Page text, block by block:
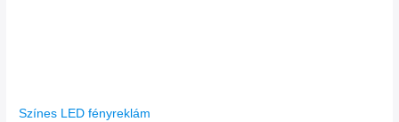
Színes LED fényreklám